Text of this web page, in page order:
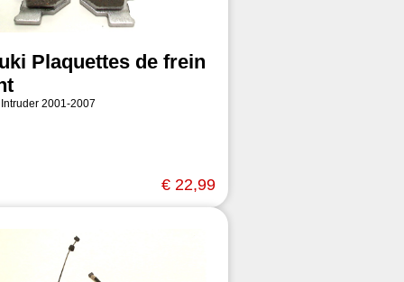
Plaquettes de frein
2001-2007
€ 22,99